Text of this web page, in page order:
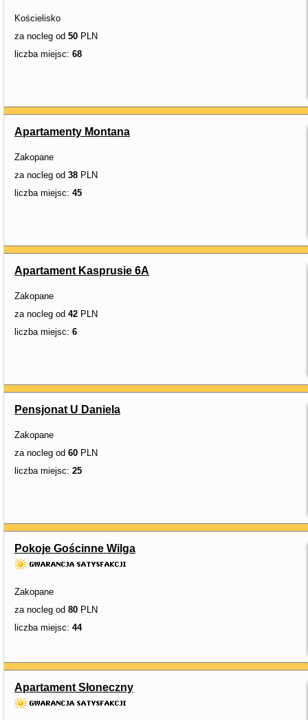
Kościelisko
za nocleg od 50 PLN
liczba miejsc: 68
Apartamenty Montana
Zakopane
za nocleg od 38 PLN
liczba miejsc: 45
Apartament Kasprusie 6A
Zakopane
za nocleg od 42 PLN
liczba miejsc: 6
Pensjonat U Daniela
Zakopane
za nocleg od 60 PLN
liczba miejsc: 25
Pokoje Gościnne Wilga
Zakopane
za nocleg od 80 PLN
liczba miejsc: 44
Apartament Słoneczny